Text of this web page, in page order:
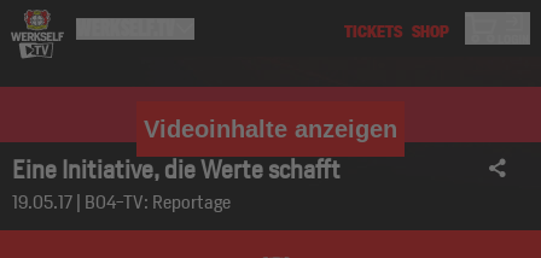
Videoinhalte anzeigen
Eine Initiative, die Werte schafft
19.05.17 | B04-TV: Reportage